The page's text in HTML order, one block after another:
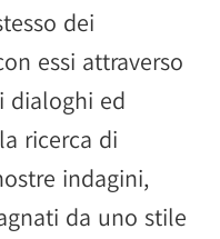
dei
essi attraverso
dialoghi ed
ricerca di
indagini,
da uno stile